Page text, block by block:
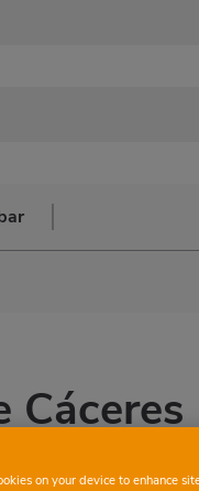
Cáceres
on your device to enhance